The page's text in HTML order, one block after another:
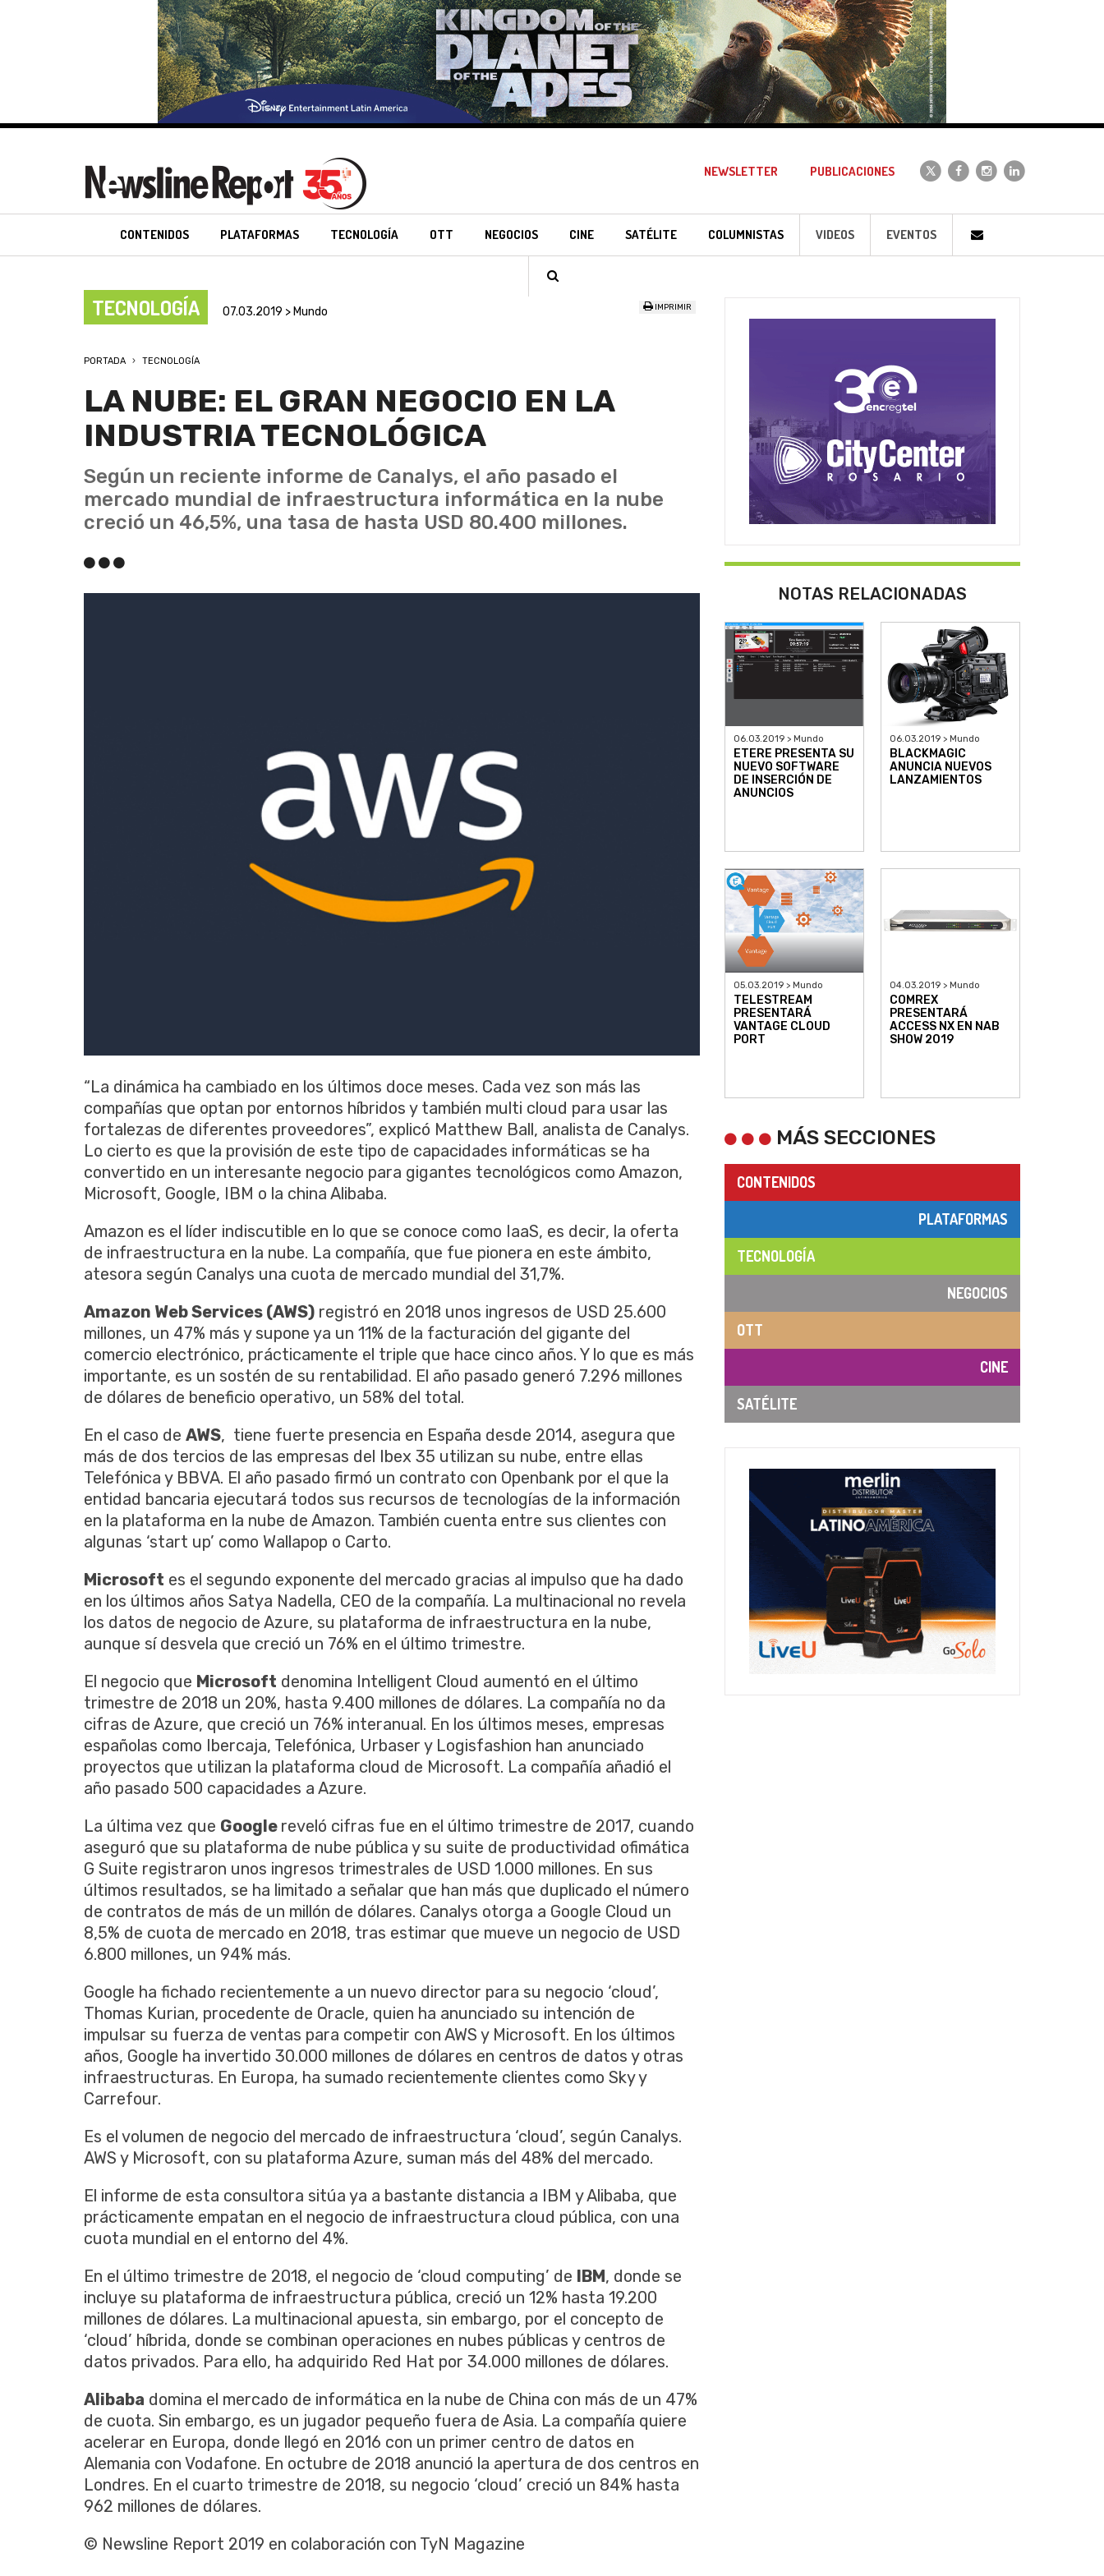
NEWSLETTER PUBLICACIONES
CONTENIDOS PLATAFORMAS TECNOLOGÍA OTT NEGOCIOS CINE SATÉLITE COLUMNISTAS VIDEOS EVENTOS
TECNOLOGÍA 07.03.2019 > Mundo IMPRIMIR
PORTADA TECNOLOGÍA
LA NUBE: EL GRAN NEGOCIO EN LA
INDUSTRIA TECNOLÓGICA
Según un reciente informe de Canalys, el año pasado el
mercado mundial de infraestructura informática en la nube
creció un 46,5%, una tasa de hasta USD 80.400 millones.
“La dinámica ha cambiado en los últimos doce meses. Cada vez son más las
compañías que optan por entornos híbridos y también multi cloud para usar las
fortalezas de diferentes proveedores”, explicó Matthew Ball, analista de Canalys.
Lo cierto es que la provisión de este tipo de capacidades informáticas se ha
convertido en un interesante negocio para gigantes tecnológicos como Amazon,
Microsoft, Google, IBM o la china Alibaba.
Amazon es el líder indiscutible en lo que se conoce como IaaS, es decir, la oferta
de infraestructura en la nube. La compañía, que fue pionera en este ámbito,
atesora según Canalys una cuota de mercado mundial del 31,7%.
Amazon Web Services (AWS) registró en 2018 unos ingresos de USD 25.600
millones, un 47% más y supone ya un 11% de la facturación del gigante del
comercio electrónico, prácticamente el triple que hace cinco años. Y lo que es más
importante, es un sostén de su rentabilidad. El año pasado generó 7.296 millones
de dólares de beneficio operativo, un 58% del total.
En el caso de AWS, tiene fuerte presencia en España desde 2014, asegura que
más de dos tercios de las empresas del Ibex 35 utilizan su nube, entre ellas
Telefónica y BBVA. El año pasado firmó un contrato con Openbank por el que la
entidad bancaria ejecutará todos sus recursos de tecnologías de la información
en la plataforma en la nube de Amazon. También cuenta entre sus clientes con
algunas ‘start up’ como Wallapop o Carto.
Microsoft es el segundo exponente del mercado gracias al impulso que ha dado
en los últimos años Satya Nadella, CEO de la compañía. La multinacional no revela
los datos de negocio de Azure, su plataforma de infraestructura en la nube,
aunque sí desvela que creció un 76% en el último trimestre.
El negocio que Microsoft denomina Intelligent Cloud aumentó en el último
trimestre de 2018 un 20%, hasta 9.400 millones de dólares. La compañía no da
cifras de Azure, que creció un 76% interanual. En los últimos meses, empresas
españolas como Ibercaja, Telefónica, Urbaser y Logisfashion han anunciado
proyectos que utilizan la plataforma cloud de Microsoft. La compañía añadió el
año pasado 500 capacidades a Azure.
La última vez que Google reveló cifras fue en el último trimestre de 2017, cuando
aseguró que su plataforma de nube pública y su suite de productividad ofimática
G Suite registraron unos ingresos trimestrales de USD 1.000 millones. En sus
últimos resultados, se ha limitado a señalar que han más que duplicado el número
de contratos de más de un millón de dólares. Canalys otorga a Google Cloud un
8,5% de cuota de mercado en 2018, tras estimar que mueve un negocio de USD
6.800 millones, un 94% más.
Google ha fichado recientemente a un nuevo director para su negocio ‘cloud’,
Thomas Kurian, procedente de Oracle, quien ha anunciado su intención de
impulsar su fuerza de ventas para competir con AWS y Microsoft. En los últimos
años, Google ha invertido 30.000 millones de dólares en centros de datos y otras
infraestructuras. En Europa, ha sumado recientemente clientes como Sky y
Carrefour.
Es el volumen de negocio del mercado de infraestructura ‘cloud’, según Canalys.
AWS y Microsoft, con su plataforma Azure, suman más del 48% del mercado.
El informe de esta consultora sitúa ya a bastante distancia a IBM y Alibaba, que
prácticamente empatan en el negocio de infraestructura cloud pública, con una
cuota mundial en el entorno del 4%.
En el último trimestre de 2018, el negocio de ‘cloud computing’ de IBM, donde se
incluye su plataforma de infraestructura pública, creció un 12% hasta 19.200
millones de dólares. La multinacional apuesta, sin embargo, por el concepto de
‘cloud’ híbrida, donde se combinan operaciones en nubes públicas y centros de
datos privados. Para ello, ha adquirido Red Hat por 34.000 millones de dólares.
Alibaba domina el mercado de informática en la nube de China con más de un 47%
de cuota. Sin embargo, es un jugador pequeño fuera de Asia. La compañía quiere
acelerar en Europa, donde llegó en 2016 con un primer centro de datos en
Alemania con Vodafone. En octubre de 2018 anunció la apertura de dos centros en
Londres. En el cuarto trimestre de 2018, su negocio ‘cloud’ creció un 84% hasta
962 millones de dólares.
© Newsline Report 2019 en colaboración con TyN Magazine
NOTAS RELACIONADAS
06.03.2019 > Mundo
ETERE PRESENTA SU
NUEVO SOFTWARE
DE INSERCIÓN DE
ANUNCIOS
06.03.2019 > Mundo
BLACKMAGIC
ANUNCIA NUEVOS
LANZAMIENTOS
05.03.2019 > Mundo
TELESTREAM
PRESENTARÁ
VANTAGE CLOUD
PORT
04.03.2019 > Mundo
COMREX
PRESENTARÁ
ACCESS NX EN NAB
SHOW 2019
MÁS SECCIONES
CONTENIDOS
PLATAFORMAS
TECNOLOGÍA
NEGOCIOS
OTT
CINE
SATÉLITE